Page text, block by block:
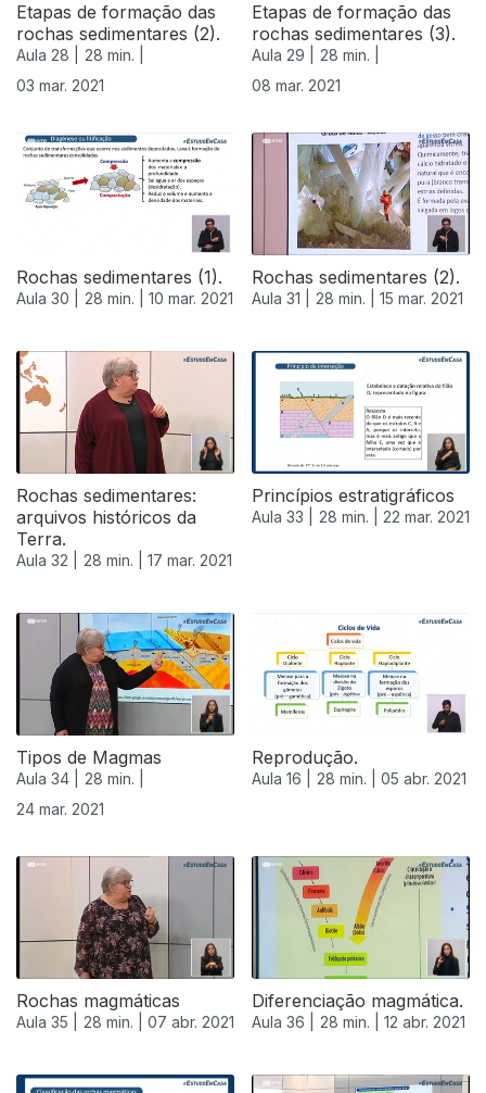
Etapas de formação das
rochas sedimentares (2).
Aula 28 |
28 min. |
03 mar. 2021
Etapas de formação das
rochas sedimentares (3).
Aula 29 |
28 min. |
08 mar. 2021
Rochas sedimentares (1).
Aula 30 | 28 min. | 10 mar. 2021
Rochas sedimentares (2).
Aula 31 | 28 min. | 15 mar. 2021
Rochas sedimentares:
arquivos históricos da
Terra.
Aula 32 | 28 min. | 17 mar. 2021
Princípios estratigráficos
Aula 33 | 28 min. | 22 mar. 2021
Tipos de Magmas
Aula 34 |
28 min. |
24 mar. 2021
Reprodução.
Aula 16 | 28 min. | 05 abr. 2021
534969
Rochas magmáticas
Aula 35 | 28 min. | 07 abr. 2021
Diferenciação magmática.
Aula 36 | 28 min. | 12 abr. 2021